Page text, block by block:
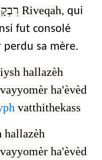
Riveqah, qui
fut consolé
perdu sa mère.
hallazèh
ha'èvèd
vatthithekass
hallazèh
ha'èvèd